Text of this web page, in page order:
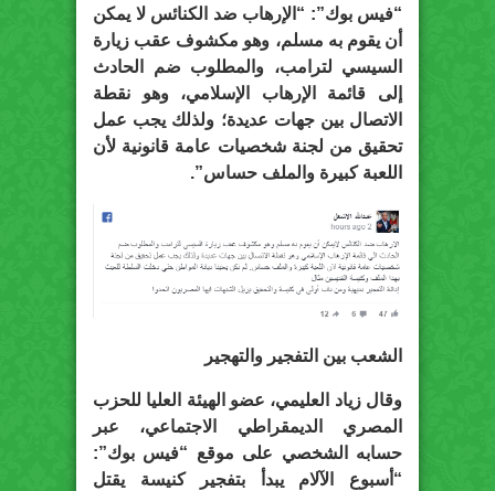
“فيس بوك”: “الإرهاب ضد الكنائس لا يمكن
أن يقوم به مسلم، وهو مكشوف عقب زيارة
السيسي لترامب، والمطلوب ضم الحادث
إلى قائمة الإرهاب الإسلامي، وهو نقطة
الاتصال بين جهات عديدة؛ ولذلك يجب عمل
تحقيق من لجنة شخصيات عامة قانونية لأن
اللعبة كبيرة والملف حساس”.
الشعب بين التفجير والتهجير
وقال زياد العليمي، عضو الهيئة العليا للحزب
المصري الديمقراطي الاجتماعي، عبر
حسابه الشخصي على موقع “فيس بوك”:
“أسبوع الآلام يبدأ بتفجير كنيسة يقتل